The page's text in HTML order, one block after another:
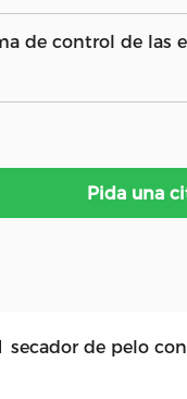
de control de las
Pida una
secador de pelo